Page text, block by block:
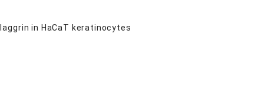
in HaCaT keratinocytes